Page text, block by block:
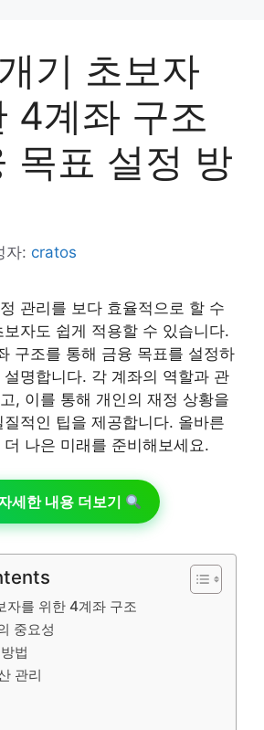
기 초보자
4계좌 구조
목표 설정 방
자: cratos
관리를 보다 효율적으로 할 수
자도 쉽게 적용할 수 있습니다.
구조를 통해 금융 목표를 설정하
명합니다. 각 계좌의 역할과 관
, 이를 통해 개인의 재정 상황을
적인 팁을 제공합니다. 올바른
나은 미래를 준비해보세요.
세한 내용 더보기
자를 위한 4계좌 구조
중요성
법
관리